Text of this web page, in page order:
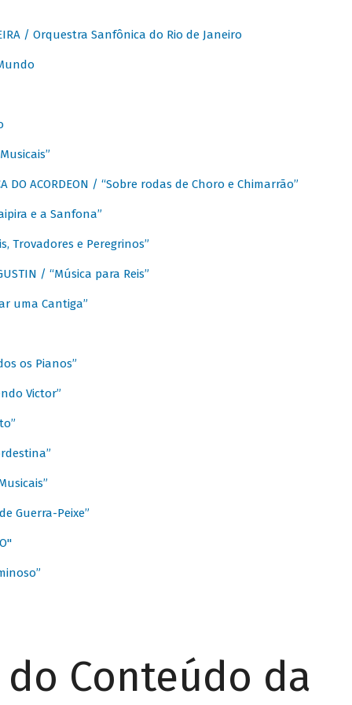
/ Orquestra Sanfônica do Rio de Janeiro
DO ACORDEON / “Sobre rodas de Choro e Chimarrão”
e a Sanfona”
Trovadores e Peregrinos”
/ “Música para Reis”
uma Cantiga”
os Pianos”
Victor”
Guerra-Peixe”
Conteúdo da